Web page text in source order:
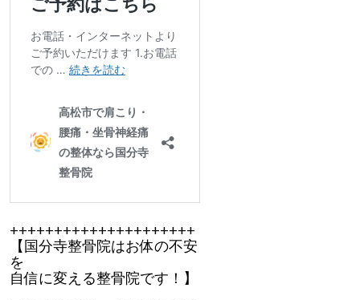
+++++++++++++++++++++
【国分寺整骨院はお体の不安
を
自信に変える整骨院です！】